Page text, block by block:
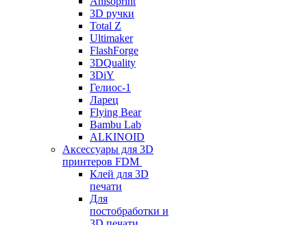
3D ручки
Total Z
Ultimaker
FlashForge
3DQuality
3DiY
Гелиос-1
Ларец
Flying Bear
Bambu Lab
ALKINOID
Аксессуары для 3D
принтеров FDM
Клей для 3D
печати
Для
постобработки и